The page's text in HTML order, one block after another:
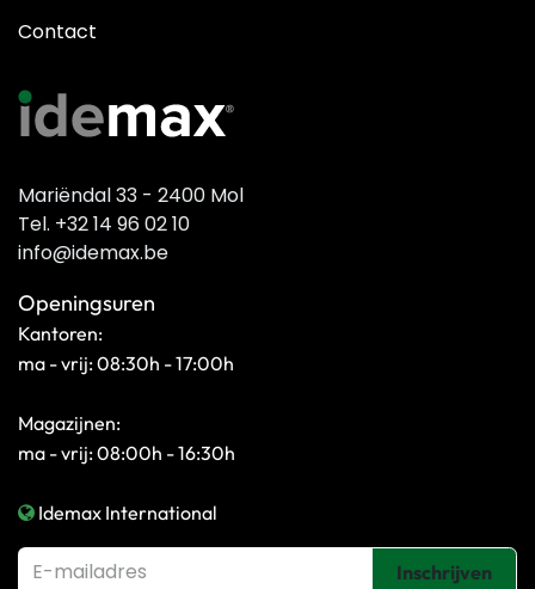
Contact
Mariëndal 33 - 2400 Mol
Tel. +32 14 96 02 10
info@idemax.be
Openingsuren
Kantoren:
ma - vrij: 08:30h - 17:00h
Magazijnen:
ma - vrij: 08:00h - 16:30h
Idemax International
Inschrijven